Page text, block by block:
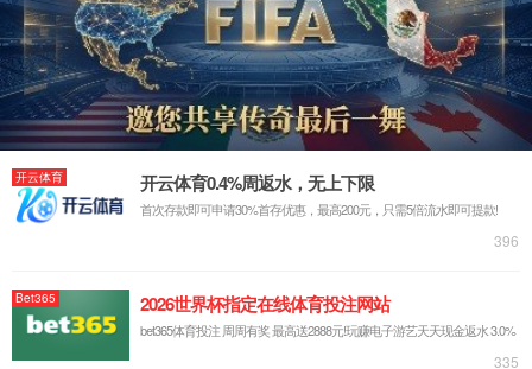
联系方式
诚邀英才
yd2333云顶电子游戏
yd2333云顶电子游戏
yd2333云顶电子游戏